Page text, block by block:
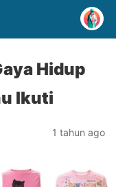
Hidup
Ikuti
1 tahun ago